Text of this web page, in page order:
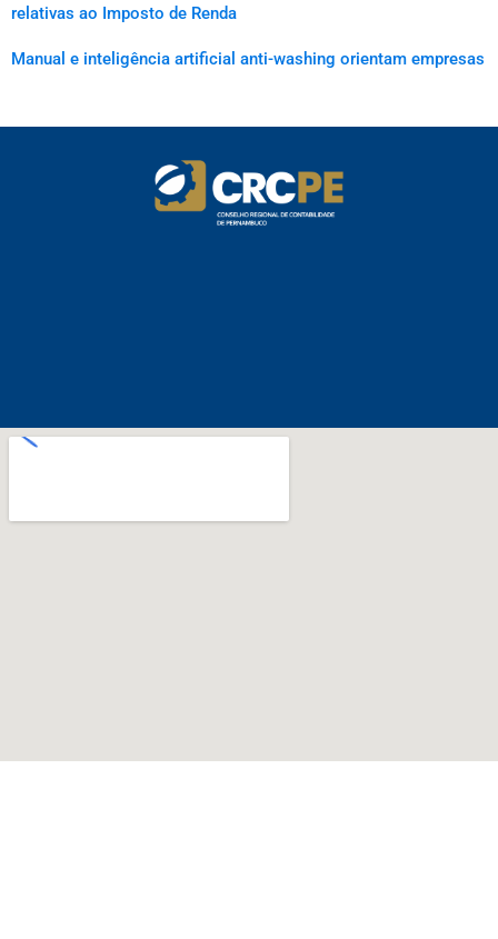
relativas ao Imposto de Renda
Manual e inteligência artificial anti-washing orientam empresas